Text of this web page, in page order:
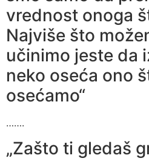
vrednost onoga
Najviše što
učinimo jeste da
neko oseća ono
osećamo“
…….
„Zašto ti gledaš